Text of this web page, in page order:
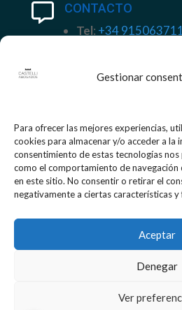
Gestionar
Para ofrecer las mejores experiencias,
cookies para almacenar y/o acceder a la
consentimiento de estas tecnologías
como el comportamiento de navegación
en este sitio. No consentir o retirar el
negativamente a ciertas características y
Aceptar
Denegar
Ver

CONTACTO
Tel: +34

Aviso legal
Política de Cookies
Política de
Certificado LOPD
especializado en